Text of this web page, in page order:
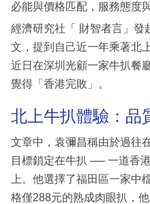
必能與價格匹配，服務態度
經濟研究社「 財智者言」發
文，提到自己近一年乘著北
近日在深圳光顧一家牛扒餐
覺得「香港完敗」。
北上牛扒體驗：品
文章中，袁彌昌稱由於過往
目標鎖定在牛扒 ── 一道香
上。他選擇了福田區一家中
格僅288元的熟成肉眼扒，